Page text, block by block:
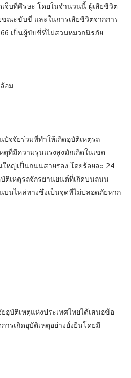
จ็บที่ศีรษะ โดยในจำนวนนี้ ผู้เสียชีวิต
ณะขับขี่ และในการเสียชีวิตจากการ
เป็นผู้ขับขี่ที่ไม่สวมหมวกนิรภัย
อม
จจัยร่วมที่ทำให้เกิดอุบัติเหตุรถ
ที่มีความรุนแรงสูงมักเกิดในเขต
หญ่เป็นถนนสายรอง โดยร้อยละ 24
ติเหตุรถจักรยานยนต์ที่เกิดบนถนน
บนไหล่ทางซึ่งเป็นจุดที่ไม่ปลอดภัยหาก
บัติเหตุแห่งประเทศไทยได้เสนอข้อ
ารเกิดอุบัติเหตุอย่างยั่งยืนโดยมี